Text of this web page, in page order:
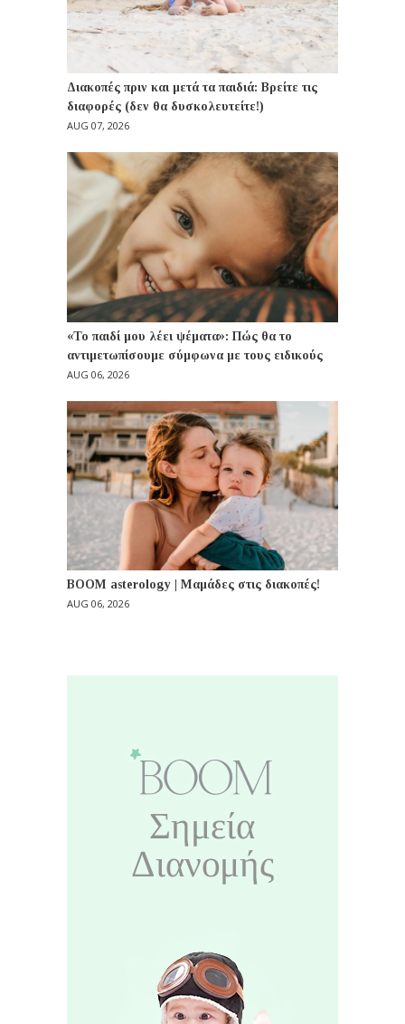
Διακοπές πριν και μετά τα παιδιά: Βρείτε τις
διαφορές (δεν θα δυσκολευτείτε!)
AUG 07, 2026
«Το παιδί μου λέει ψέματα»: Πώς θα το
αντιμετωπίσουμε σύμφωνα με τους ειδικούς
AUG 06, 2026
BOOM asterology | Μαμάδες στις διακοπές!
AUG 06, 2026